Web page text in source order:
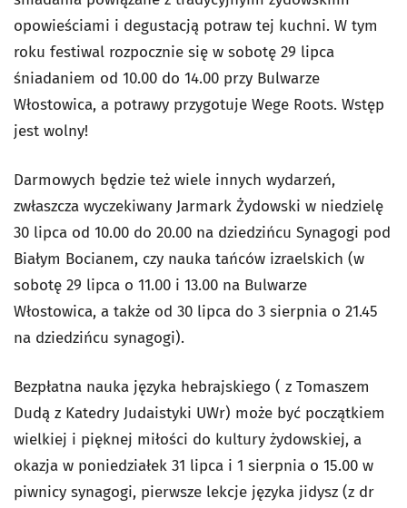
opowieściami i degustacją potraw tej kuchni. W tym
roku festiwal rozpocznie się w sobotę 29 lipca
śniadaniem od 10.00 do 14.00 przy Bulwarze
Włostowica, a potrawy przygotuje Wege Roots. Wstęp
jest wolny!
Darmowych będzie też wiele innych wydarzeń,
zwłaszcza wyczekiwany Jarmark Żydowski w niedzielę
30 lipca od 10.00 do 20.00 na dziedzińcu Synagogi pod
Białym Bocianem, czy nauka tańców izraelskich (w
sobotę 29 lipca o 11.00 i 13.00 na Bulwarze
Włostowica, a także od 30 lipca do 3 sierpnia o 21.45
na dziedzińcu synagogi).
Bezpłatna nauka języka hebrajskiego ( z Tomaszem
Dudą z Katedry Judaistyki UWr) może być początkiem
wielkiej i pięknej miłości do kultury żydowskiej, a
okazja w poniedziałek 31 lipca i 1 sierpnia o 15.00 w
piwnicy synagogi, pierwsze lekcje języka jidysz (z dr